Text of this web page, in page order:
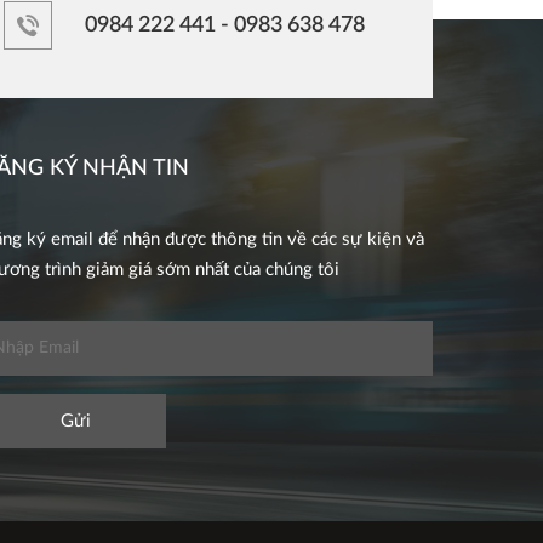
0984 222 441 - 0983 638 478
KÝ NHẬN TIN
ký email để nhận được thông tin về các sự kiện và
trình giảm giá sớm nhất của chúng tôi
Gửi